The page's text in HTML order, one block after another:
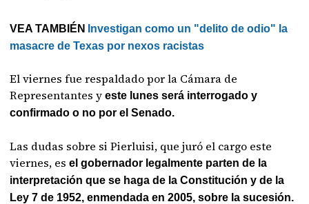
VEA TAMBIÉN
Investigan como un "delito de odio" la
masacre de Texas por nexos racistas
El viernes fue respaldado por la Cámara de
Representantes y este lunes será interrogado y
confirmado o no por el Senado.
Las dudas sobre si Pierluisi, que juró el cargo este
viernes, esel gobernador legalmente parten de la
interpretación que se haga de la Constitución y de la
Ley 7 de 1952, enmendada en 2005, sobre la sucesión.